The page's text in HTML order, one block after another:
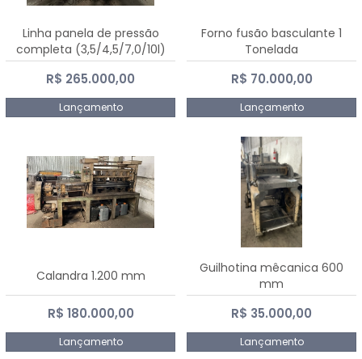
Linha panela de pressão
completa (3,5/4,5/7,0/10l)
R$ 265.000,00
Lançamento
Forno fusão basculante 1
Tonelada
R$ 70.000,00
Lançamento
Calandra 1.200 mm
R$ 180.000,00
Lançamento
Guilhotina mêcanica 600
mm
R$ 35.000,00
Lançamento